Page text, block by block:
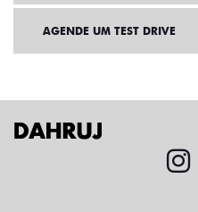
AGENDE UM TEST DRIVE